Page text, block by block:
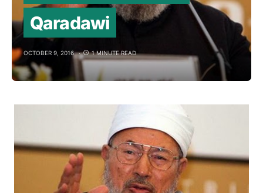
Qaradawi
OCTOBER 9, 2016 1 MINUTE READ